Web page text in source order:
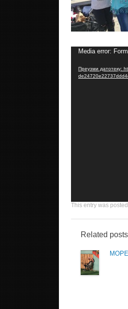
Прегледач
записа
Media error:
Преузми датотеку:
This entry was
Related posts